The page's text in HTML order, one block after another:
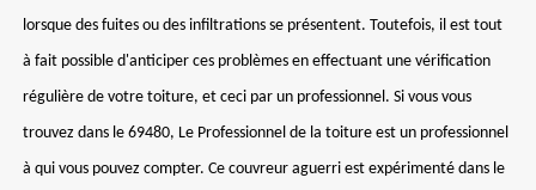
lorsque des fuites ou des infiltrations se présentent. Toutefois, il est tout
à fait possible d'anticiper ces problèmes en effectuant une vérification
régulière de votre toiture, et ceci par un professionnel. Si vous vous
trouvez dans le 69480, Le Professionnel de la toiture est un professionnel
à qui vous pouvez compter. Ce couvreur aguerri est expérimenté dans le